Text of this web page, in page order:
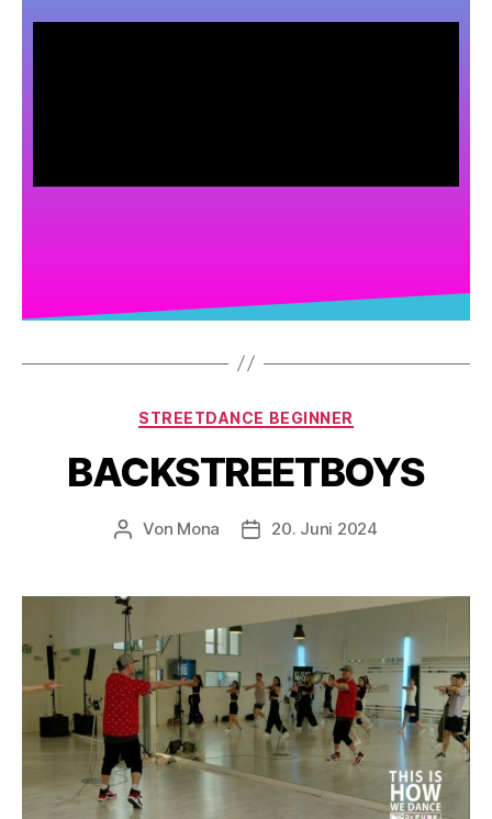
STREETDANCE BEGINNER
BACKSTREETBOYS
Von Mona 20. Juni 2024